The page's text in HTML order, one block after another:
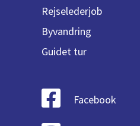
Rejselederjob
Byvandring
Guidet tur
Facebook